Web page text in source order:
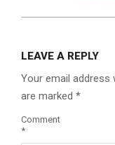
LEAVE A REPLY
Your email address
are marked *
Comment
*